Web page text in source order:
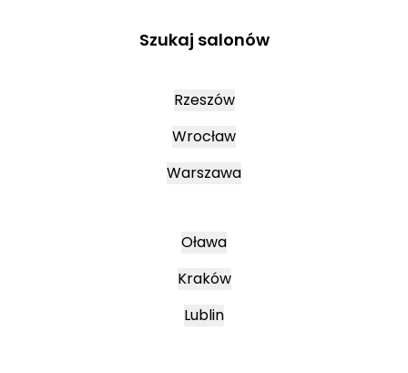
Szukaj salonów
Rzeszów
Wrocław
Warszawa
Oława
Kraków
Lublin